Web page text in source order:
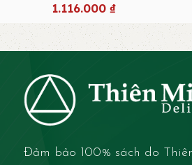
1.116.000 ₫
Đảm bảo 100% sách do